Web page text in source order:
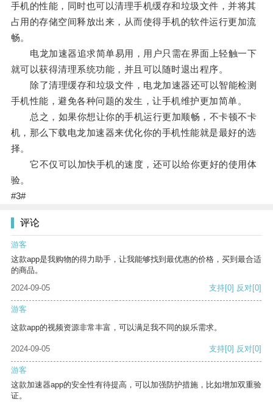
手机的性能，同时也可以清理手机缓存和垃圾文件，并将其
占用的存储空间释放出来，从而使得手机的软件运行更加流
畅。
电龙加速器追求简单易用，用户只需在界面上轻触一下
就可以获得清理系统功能，并且可以随时退出程序。
除了清理缓存和垃圾文件，电龙加速器还可以智能检测
手机性能，避免各种问题的发生，让手机维护更加简单。
总之，如果你想让你的手机运行更加顺畅，不卡顿不卡
机，那么下载电龙加速器来优化你的手机性能就是最好的选
择。
它不仅可以加快手机的速度，还可以给你更好的使用体
验。
#3#
评论
游客
这款app是我购物的得力助手，让我能够找到最优惠的价格，买到最合适
的商品。
2024-09-05
支持[0] 反对[0]
游客
这款app的视频资源非常丰富，可以满足我不同的娱乐需求。
2024-09-05 支持[0] 反对[0]
游客
这款加速器app的安全性有待提高，可以加强防护措施，比如增加双重验
证。